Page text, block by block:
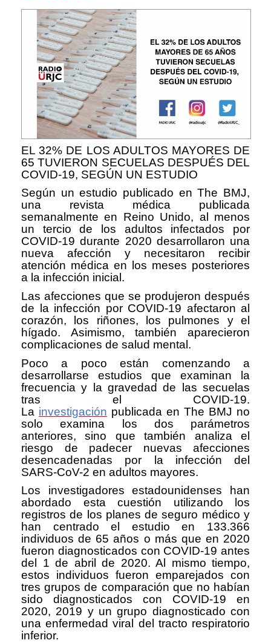
EL 32% DE LOS ADULTOS MAYORES DE
65 TUVIERON SECUELAS DESPUÉS DEL
COVID-19, SEGÚN UN ESTUDIO
Según un estudio publicado en The BMJ,
una revista médica publicada
semanalmente en Reino Unido, al menos
un tercio de los adultos infectados por
COVID-19 durante 2020 desarrollaron una
nueva afección y necesitaron recibir
atención médica en los meses posteriores
a la infección inicial.
Las afecciones que se produjeron después
de la infección por COVID-19 afectaron al
corazón, los riñones, los pulmones y el
hígado. Asimismo, también aparecieron
complicaciones de salud mental.
Poco a poco están comenzando a
desarrollarse estudios que examinan la
frecuencia y la gravedad de las secuelas
tras el COVID-19.
La investigación publicada en The BMJ no
solo examina los dos parámetros
anteriores, sino que también analiza el
riesgo de padecer nuevas afecciones
desencadenadas por la infección del
SARS-CoV-2 en adultos mayores.
Los investigadores estadounidenses han
abordado esta cuestión utilizando los
registros de los planes de seguro médico y
han centrado el estudio en 133.366
individuos de 65 años o más que en 2020
fueron diagnosticados con COVID-19 antes
del 1 de abril de 2020. Al mismo tiempo,
estos individuos fueron emparejados con
tres grupos de comparación que no habían
sido diagnosticados con COVID-19 en
2020, 2019 y un grupo diagnosticado con
una enfermedad viral del tracto respiratorio
inferior.